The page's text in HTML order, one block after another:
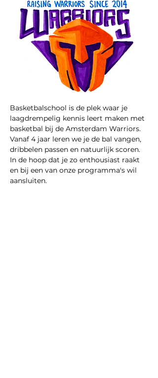
Basketbalschool is de plek waar je
laagdrempelig kennis leert maken met
basketbal bij de Amsterdam Warriors.
Vanaf 4 jaar leren we je de bal vangen,
dribbelen passen en natuurlijk scoren.
In de hoop dat je zo enthousiast raakt
en bij een van onze programma's wil
aansluiten.